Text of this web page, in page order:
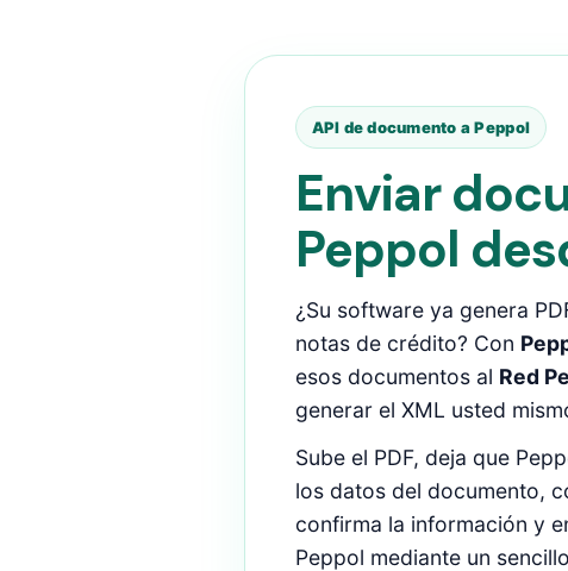
API de documento a Peppol
Enviar
Peppol
¿Su software ya genera
notas de crédito? Con
esos documentos al Red
generar el XML usted
Sube el PDF, deja que
los datos del documento,
confirma la información y
Peppol mediante un